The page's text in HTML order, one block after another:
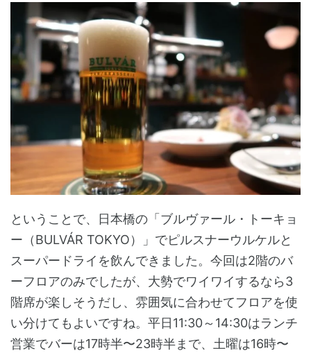
ということで、日本橋の「ブルヴァール・トーキョ
ー（BULVÁR TOKYO）」でピルスナーウルケルと
スーパードライを飲んできました。今回は2階のバ
ーフロアのみでしたが、大勢でワイワイするなら3
階席が楽しそうだし、雰囲気に合わせてフロアを使
い分けてもよいですね。平日11:30～14:30はランチ
営業でバーは17時半〜23時半まで、土曜は16時〜